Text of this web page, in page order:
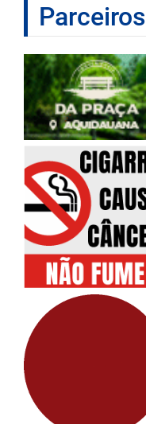
Parceiros